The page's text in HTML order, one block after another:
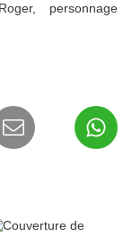
personnage